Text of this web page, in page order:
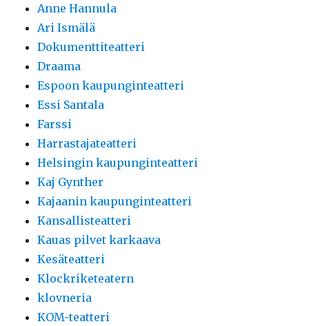
Anne Hannula
Ari Ismälä
Dokumenttiteatteri
Draama
Espoon kaupunginteatteri
Essi Santala
Farssi
Harrastajateatteri
Helsingin kaupunginteatteri
Kaj Gynther
Kajaanin kaupunginteatteri
Kansallisteatteri
Kauas pilvet karkaava
Kesäteatteri
Klockriketeatern
klovneria
KOM-teatteri